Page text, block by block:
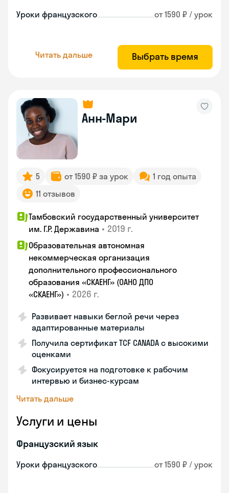
Уроки французского от 1590 ₽ / урок
Читать дальше Выбрать время
Анн-Мари
5 от 1590 ₽ за урок
1 год опыта
11 отзывов
Тамбовский государственный университет
им. Г.Р. Державина • 2019 г.
Образовательная автономная
некоммерческая организация
дополнительного профессионального
образования «СКАЕНГ» (ОАНО ДПО
«СКАЕНГ») • 2026 г.
Развивает навыки беглой речи через
адаптированные материалы
Получила сертификат TCF CANADA с высокими
оценками
Фокусируется на подготовке к рабочим
интервью и бизнес-курсам
Читать дальше
Услуги и цены
Французский язык
Уроки французского от 1590 ₽ / урок